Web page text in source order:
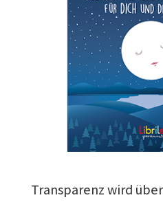
Transparenz wird